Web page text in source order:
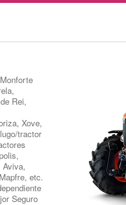
Rei,
Xove,
tractor
etc.
Seguro